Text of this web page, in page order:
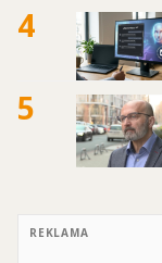
4
5
REKLAMA